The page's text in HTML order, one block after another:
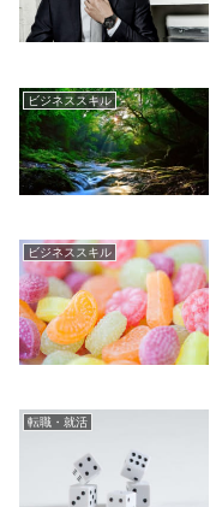
ビジネススキル
ビジネススキル
転職・就活